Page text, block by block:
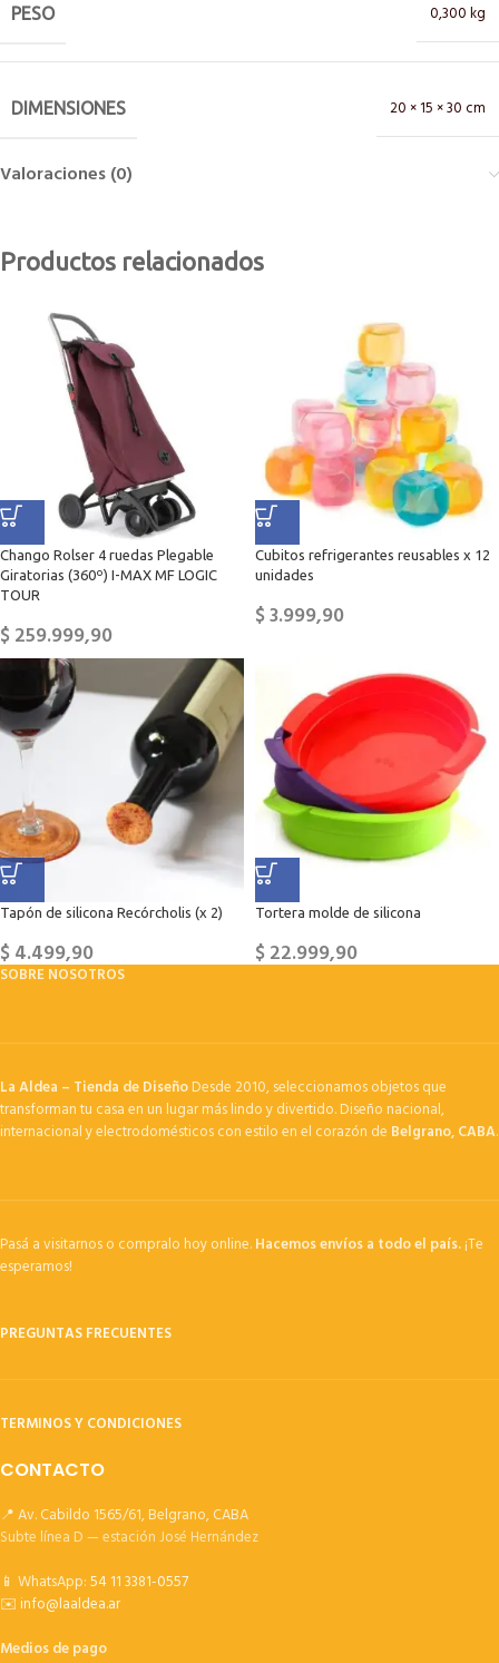
PESO 0,300 kg
DIMENSIONES 20 × 15 × 30 cm
Valoraciones (0)
Productos relacionados
Chango Rolser 4 ruedas Plegable
Giratorias (360º) I-MAX MF LOGIC
TOUR
$259.999,90
Cubitos refrigerantes reusables x 12
unidades
$3.999,90
Tapón de silicona Recórcholis (x 2)
$4.499,90
Tortera molde de silicona
$22.999,90
SOBRE NOSOTROS
La Aldea – Tienda de DiseñoDesde 2010, seleccionamos objetos que
transforman tu casa en un lugar más lindo y divertido. Diseño nacional,
internacional y electrodomésticos con estilo en el corazón de Belgrano, CABA.
Pasá a visitarnos o compralo hoy online.Hacemos envíos a todo el país.¡Te
esperamos!
PREGUNTAS FRECUENTES
TERMINOS Y CONDICIONES
CONTACTO
📍 Av. Cabildo 1565/61, Belgrano, CABA
Subte línea D — estación José Hernández
📱 WhatsApp:54 11 3381-0557
✉️info@laaldea.ar
Medios de pago